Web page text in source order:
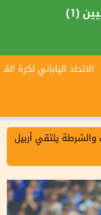
(1)
الاتحاد الياباني لكرة
والشرطة يلتقي أربيل